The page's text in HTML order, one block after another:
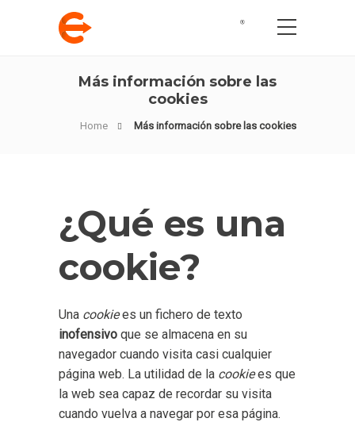
Más información sobre las
cookies
Home Más información sobre las cookies
¿Qué es una
cookie?
Una cookiees un fichero de texto
inofensivo que se almacena en su
navegador cuando visita casi cualquier
página web. La utilidad de la cookiees que
la web sea capaz de recordar su visita
cuando vuelva a navegar por esa página.